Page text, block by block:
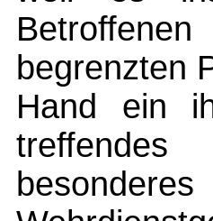
begrenzten
Hand ein